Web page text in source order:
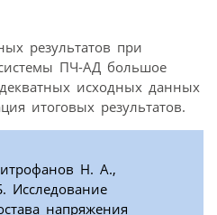
результатов при
ПЧ-АД большое
исходных данных
итоговых результатов.
Н. А.,
Исследование
напряжения